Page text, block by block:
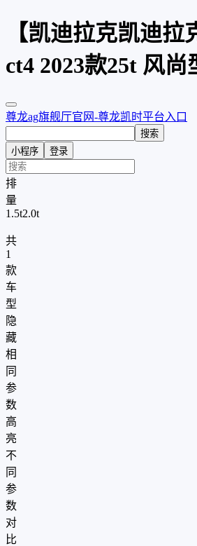
【凯迪拉克凯迪
ct4 2023款25t 风
尊龙ag旗舰厅官网-尊龙凯时平台入口
搜索
小程序
登录
排
量
1.5t2.0t
共
1
款
车
型
隐
藏
相
同
参
数
高
亮
不
同
参
数
对
比